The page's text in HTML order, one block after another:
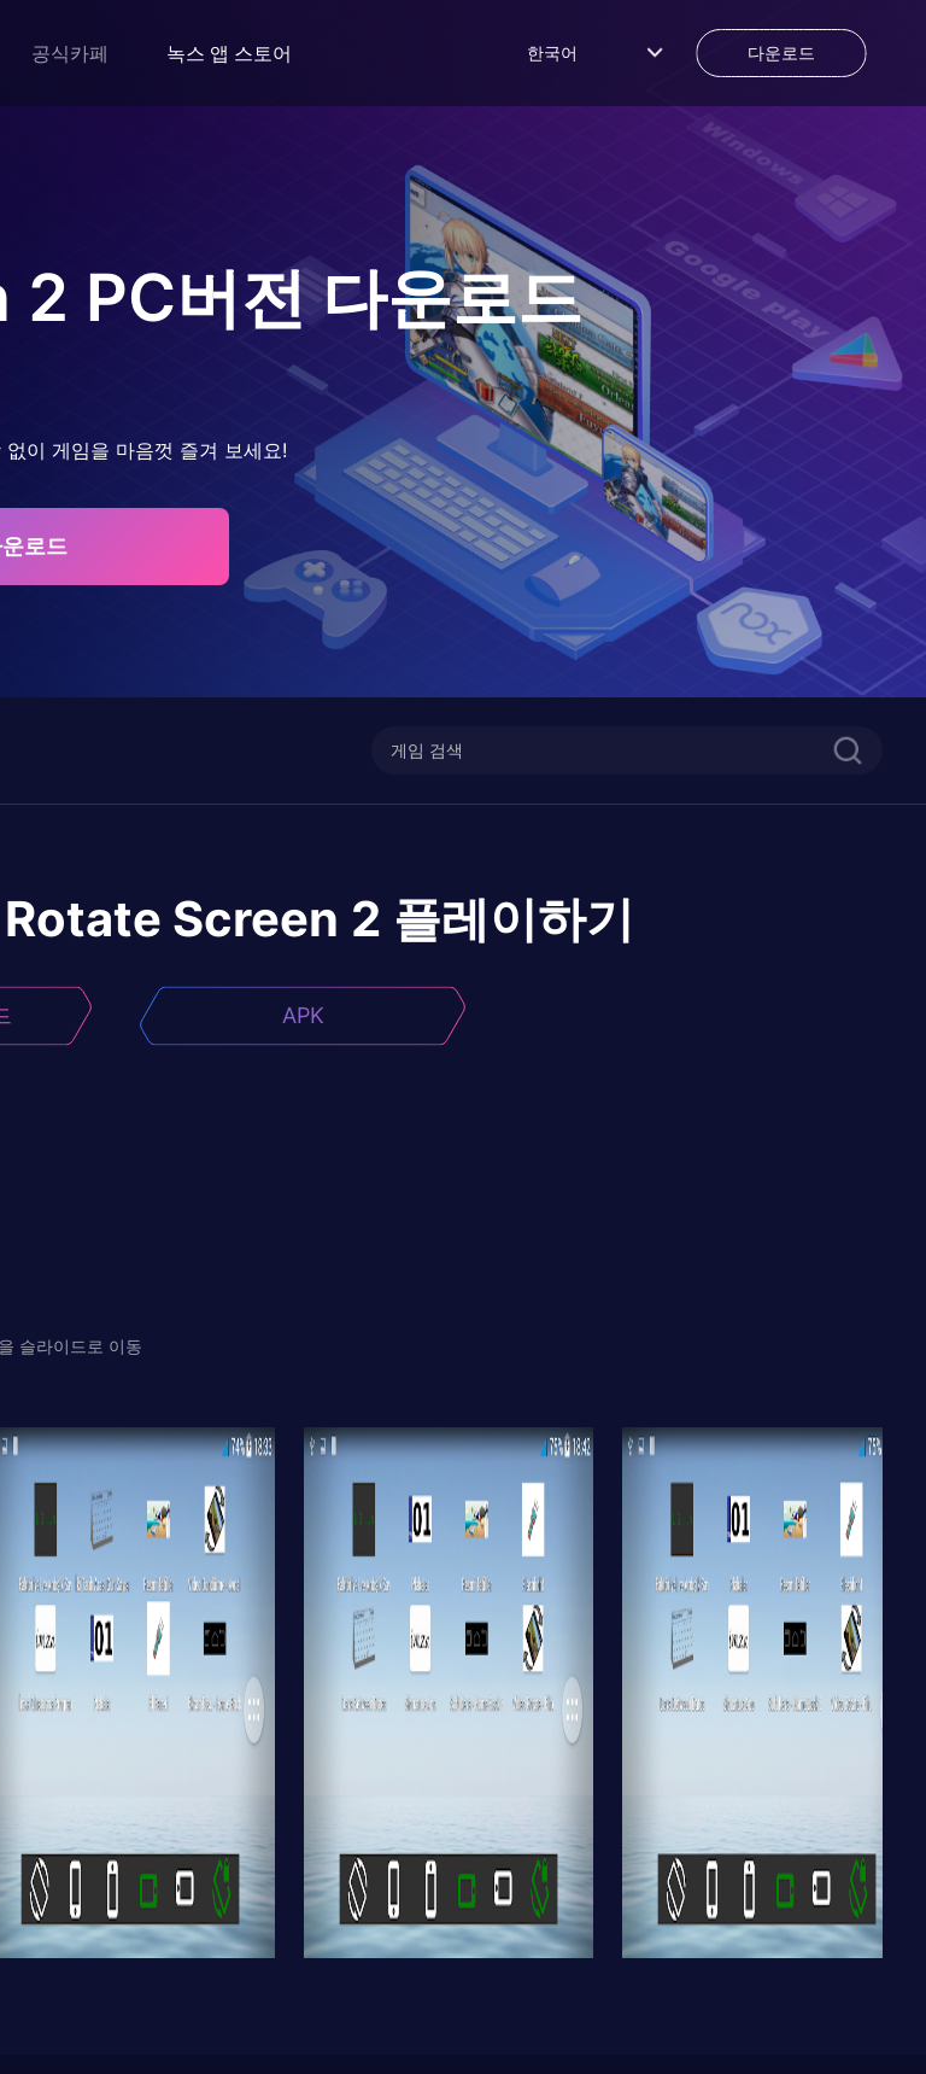
공식카페 녹스 앱 스토어 한국어 다운로드
2 PC버전 다운로드
이 게임을 마음껏 즐겨 보세요!
로드
Rotate Screen 2 플레이하기
APK
슬라이드로 이동